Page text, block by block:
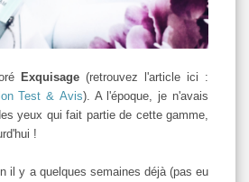
Exquisage (retrouvez l'article ici :
Test & Avis). A l'époque, je n'avais
yeux qui fait partie de cette gamme,
!
il y a quelques semaines déjà (pas eu